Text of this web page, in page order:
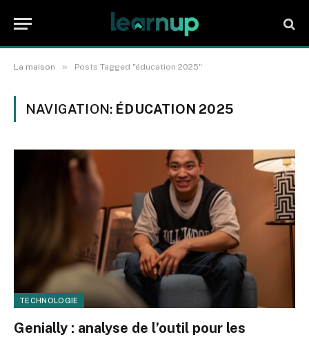
La maison » Posts Tagged "éducation 2025"
NAVIGATION: ÉDUCATION 2025
TECHNOLOGIE
Genially : analyse de l’outil pour les